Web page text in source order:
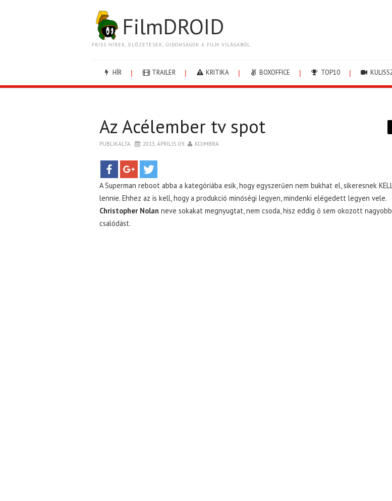
FilmDROID
FRISS HÍREK, ELŐZETESEK, ÚJDONSÁGOK A FILM VILÁGÁBÓL.
HÍR TRAILER KRITIKA BOXOFFICE TOP10
Az Acélember tv spot
PUBLIKÁLTA 2013. ÁPRILIS 09. KOIMBRA
A Superman reboot abba a kategóriába esik, hogy egyszerűen nem bukhat el, sikeresnek
lennie. Ehhez az is kell, hogy a produkció minőségi legyen, mindenki elégedett legyen vele.
Christopher Nolan neve sokakat megnyugtat, nem csoda, hisz eddig ő sem okozott nagyobb
csalódást.